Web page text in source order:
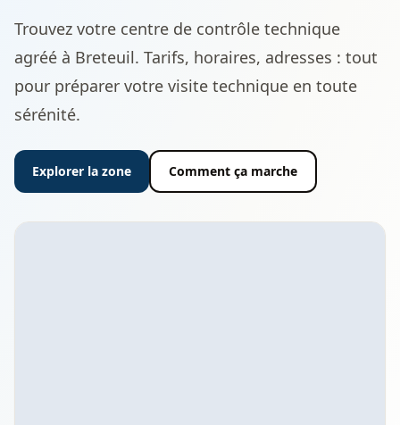
Trouvez votre centre de contrôle technique
agréé à Breteuil. Tarifs, horaires, adresses : tout
pour préparer votre visite technique en toute
sérénité.
Explorer la zone Comment ça marche